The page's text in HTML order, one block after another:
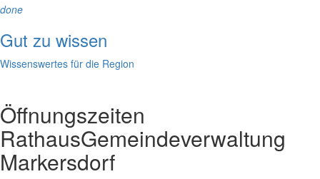
done
Gut zu wissen
Wissenswertes für die Region
Öffnungszeiten
RathausGemeindeverwaltung
Markersdorf